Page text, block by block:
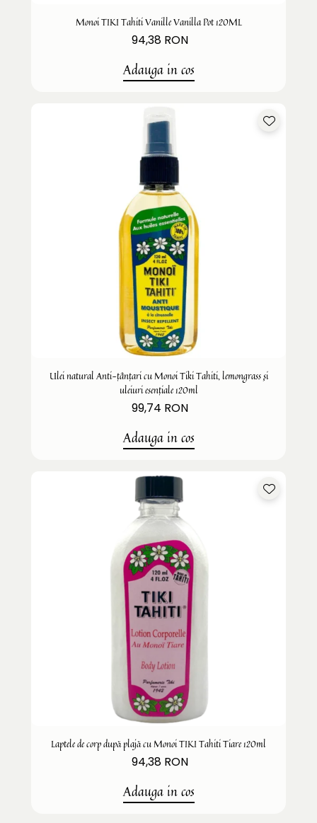
Monoi TIKI Tahiti Vanille Vanilla Pot 120ML
94,38 RON
Adauga in cos
Ulei natural Anti-țânțari cu Monoi Tiki Tahiti, lemongrass și
uleiuri esențiale 120ml
99,74 RON
Adauga in cos
Laptele de corp după plajă cu Monoi TIKI Tahiti Tiare 120ml
94,38 RON
Adauga in cos